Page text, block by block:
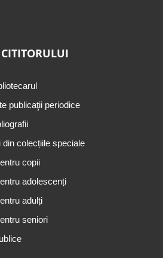
publicaţii periodice
din colecțiile speciale
copii
adolescenți
adulți
seniori